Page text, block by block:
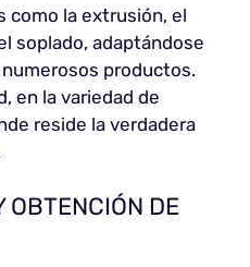
como la extrusión, el
soplado, adaptándose
productos.
en la variedad de
reside la verdadera
OBTENCIÓN DE